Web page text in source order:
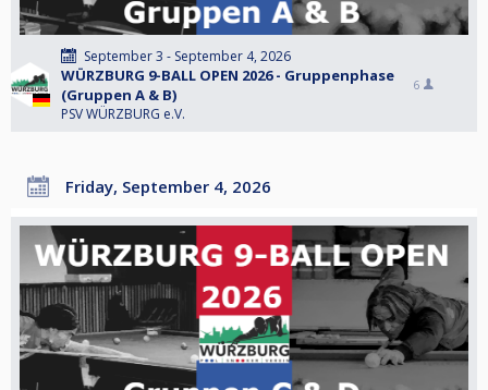
September 3 - September 4, 2026
WÜRZBURG 9-BALL OPEN 2026 - Gruppenphase
(Gruppen A & B)
PSV WÜRZBURG e.V.
6
Friday, September 4, 2026